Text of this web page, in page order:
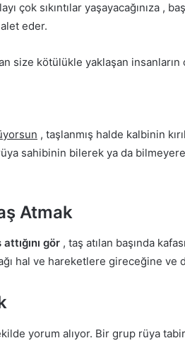
çok sıkıntılar yaşayacağınıza ,
eder.
size kötülükle yaklaşan insanların
, taşlanmış halde kalbinin
sahibinin bilerek ya da
Atmak
gör , taş atılan başında
hal ve hareketlere gireceğine
yorum alıyor. Bir grup rüya